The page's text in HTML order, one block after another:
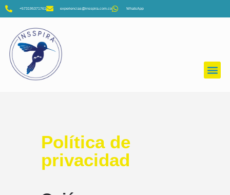
+573195371761 experiencias@insspira.com.co WhatsApp
Política de
privacidad